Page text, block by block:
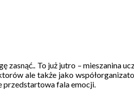
zasnąć.. To już jutro – mieszanina
ale także jako
przedstartowa fala emocji.